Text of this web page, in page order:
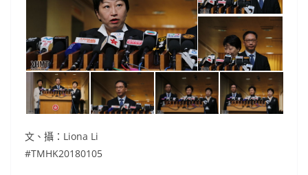
文、攝：Liona Li
#TMHK20180105